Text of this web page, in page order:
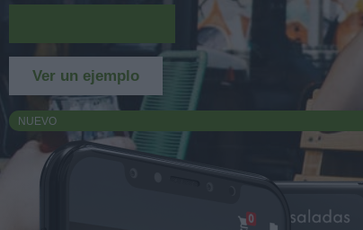
Ver un ejemplo
NUEVO